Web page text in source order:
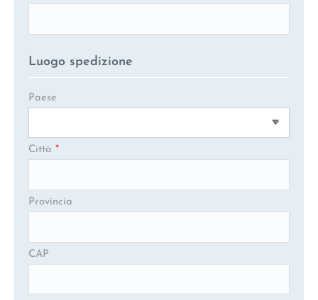
Luogo spedizione
Paese
Città *
Provincia
CAP